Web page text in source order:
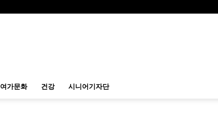
여가문화 건강 시니어기자단